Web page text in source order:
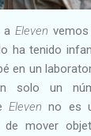
aEleven
ha tenido
en un
solo un
Eleven no es
de mover